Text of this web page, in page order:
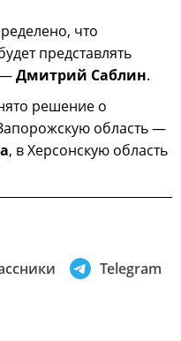
что
представлять
Дмитрий Саблин.
решение о
область —
, в Херсонскую область
Telegram